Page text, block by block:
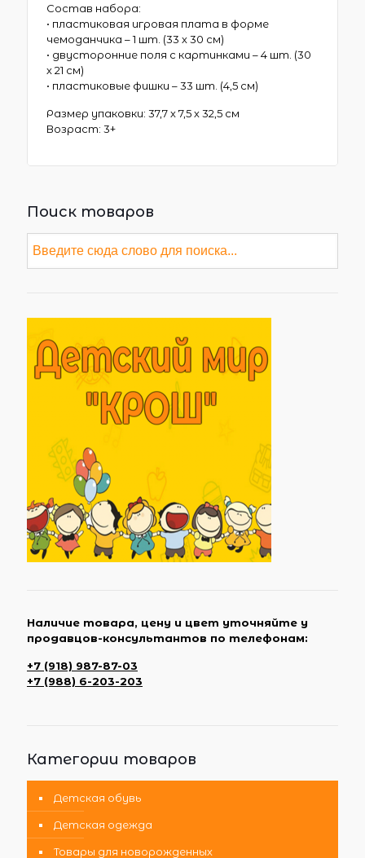
Состав набора:
• пластиковая игровая плата в форме
чемоданчика – 1 шт. (33 х 30 см)
• двусторонние поля с картинками – 4 шт. (30
х 21 см)
• пластиковые фишки – 33 шт. (4,5 см)
Размер упаковки: 37,7 х 7,5 х 32,5 см
Возраст: 3+
Поиск товаров
Наличие товара, цену и цвет уточняйте у
продавцов-консультантов по телефонам:
+7 (918) 987-87-03
+7 (988) 6-203-203
Категории товаров
Детская обувь
Детская одежда
Товары для новорожденных